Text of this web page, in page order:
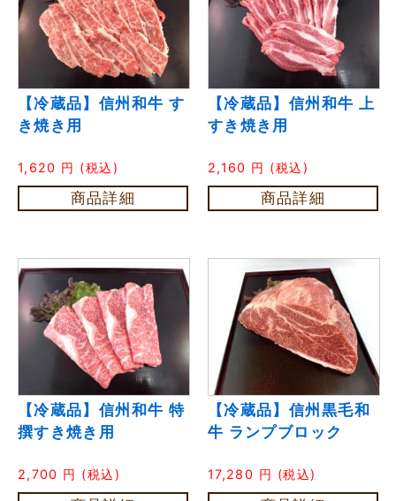
【冷蔵品】信州和牛 す
き焼き用
1,620 円 (税込)
商品詳細
【冷蔵品】信州和牛 上
すき焼き用
2,160 円 (税込)
商品詳細
【冷蔵品】信州和牛 特
撰すき焼き用
2,700 円 (税込)
【冷蔵品】信州黒毛和
牛 ランプブロック
17,280 円 (税込)